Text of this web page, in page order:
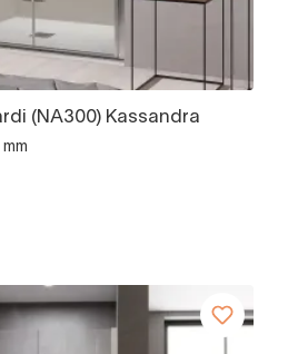
(NA300) Kassandra